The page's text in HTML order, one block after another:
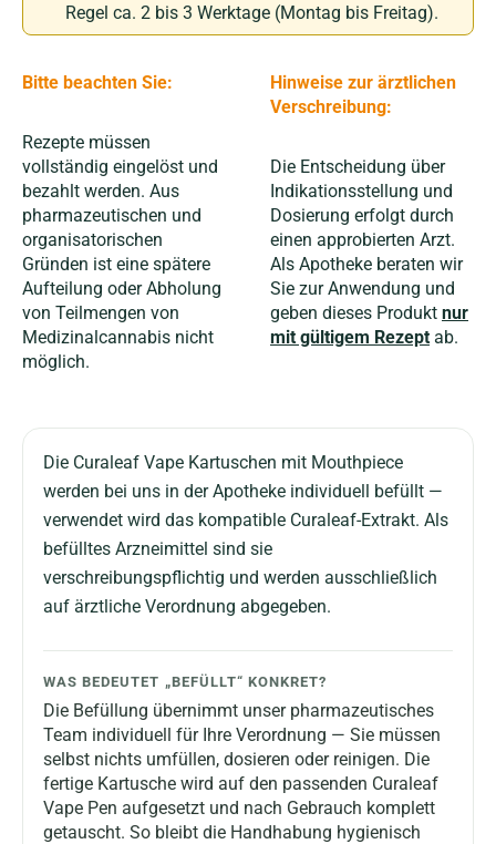
Regel ca. 2 bis 3 Werktage (Montag bis Freitag).
Bitte beachten Sie:
Rezepte müssen
vollständig eingelöst und
bezahlt werden. Aus
pharmazeutischen und
organisatorischen
Gründen ist eine spätere
Aufteilung oder Abholung
von Teilmengen von
Medizinalcannabis nicht
möglich.
Hinweise zur ärztlichen
Verschreibung:
Die Entscheidung über
Indikationsstellung und
Dosierung erfolgt durch
einen approbierten Arzt.
Als Apotheke beraten wir
Sie zur Anwendung und
geben dieses Produkt nur
mit gültigem Rezept ab.
Die Curaleaf Vape Kartuschen mit Mouthpiece
werden bei uns in der Apotheke individuell befüllt —
verwendet wird das kompatible Curaleaf-Extrakt. Als
befülltes Arzneimittel sind sie
verschreibungspflichtig und werden ausschließlich
auf ärztliche Verordnung abgegeben.
WAS BEDEUTET „BEFÜLLT“ KONKRET?
Die Befüllung übernimmt unser pharmazeutisches
Team individuell für Ihre Verordnung — Sie müssen
selbst nichts umfüllen, dosieren oder reinigen. Die
fertige Kartusche wird auf den passenden Curaleaf
Vape Pen aufgesetzt und nach Gebrauch komplett
getauscht. So bleibt die Handhabung hygienisch